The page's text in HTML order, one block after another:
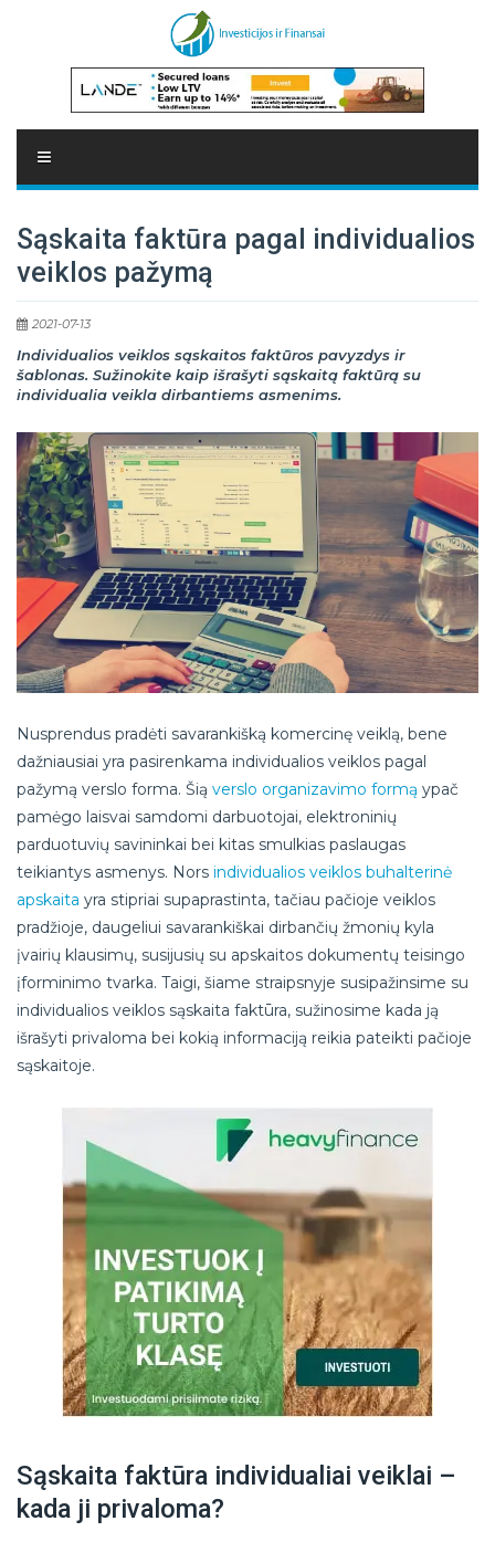
Sąskaita faktūra pagal individualios
veiklos pažymą
2021-07-13
Individualios veiklos sąskaitos faktūros pavyzdys ir
šablonas. Sužinokite kaip išrašyti sąskaitą faktūrą su
individualia veikla dirbantiems asmenims.
Nusprendus pradėti savarankišką komercinę veiklą, bene
dažniausiai yra pasirenkama individualios veiklos pagal
pažymą verslo forma. Šią verslo organizavimo formą ypač
pamėgo laisvai samdomi darbuotojai, elektroninių
parduotuvių savininkai bei kitas smulkias paslaugas
teikiantys asmenys. Nors individualios veiklos buhalterinė
apskaita yra stipriai supaprastinta, tačiau pačioje veiklos
pradžioje, daugeliui savarankiškai dirbančių žmonių kyla
įvairių klausimų, susijusių su apskaitos dokumentų teisingo
įforminimo tvarka. Taigi, šiame straipsnyje susipažinsime su
individualios veiklos sąskaita faktūra, sužinosime kada ją
išrašyti privaloma bei kokią informaciją reikia pateikti pačioje
sąskaitoje.
Sąskaita faktūra individualiai veiklai –
kada ji privaloma?